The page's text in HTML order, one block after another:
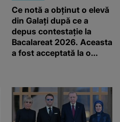
Ce notă a obținut o elevă
din Galați după ce a
depus contestație la
Bacalareat 2026. Aceasta
a fost acceptată la o